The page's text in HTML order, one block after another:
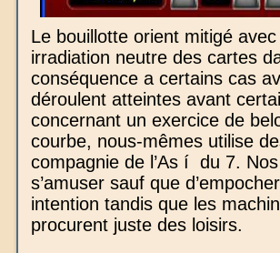
Le bouillotte orient mitigé
irradiation neutre des cartes
conséquence a certains cas
déroulent atteintes avant
concernant un exercice de
courbe, nous-mêmes utilise
compagnie de l’As í du 7.
s’amuser sauf que
intention tandis que les
procurent juste des loisirs.